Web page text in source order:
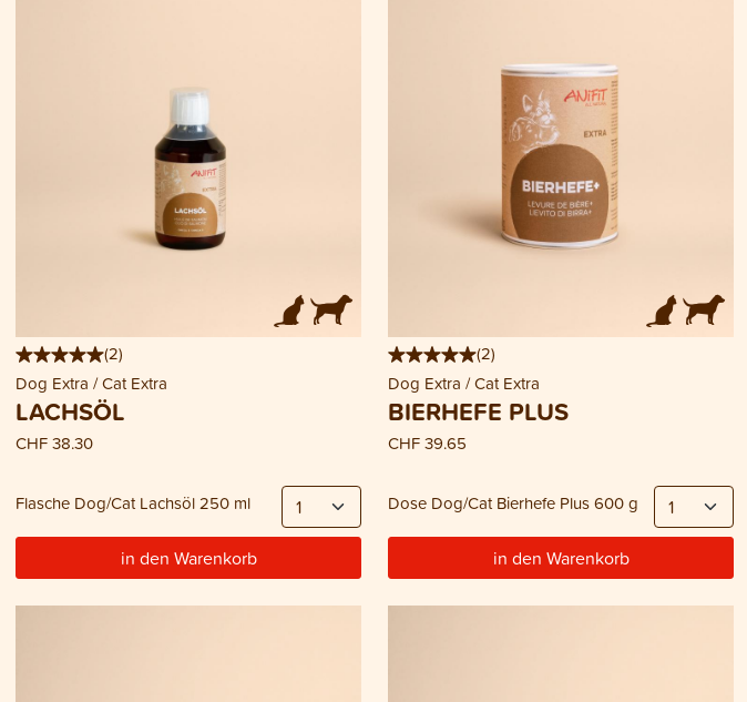
(2)
Dog Extra / Cat Extra
LACHSÖL
CHF 38.30
Flasche Dog/Cat Lachsöl 250 ml
in den Warenkorb
(2)
Dog Extra / Cat Extra
BIERHEFE PLUS
CHF 39.65
Dose Dog/Cat Bierhefe Plus 600 g
in den Warenkorb